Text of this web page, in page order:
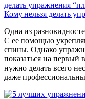
делать упражнения
Кому нельзя делать
Одна из
С ее помощью
спины. Однако
показаться на первый
нужно делать всего
даже